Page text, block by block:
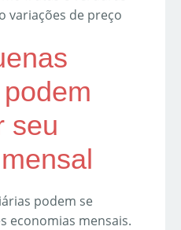
variações de preço
seu
podem se
economias mensais.